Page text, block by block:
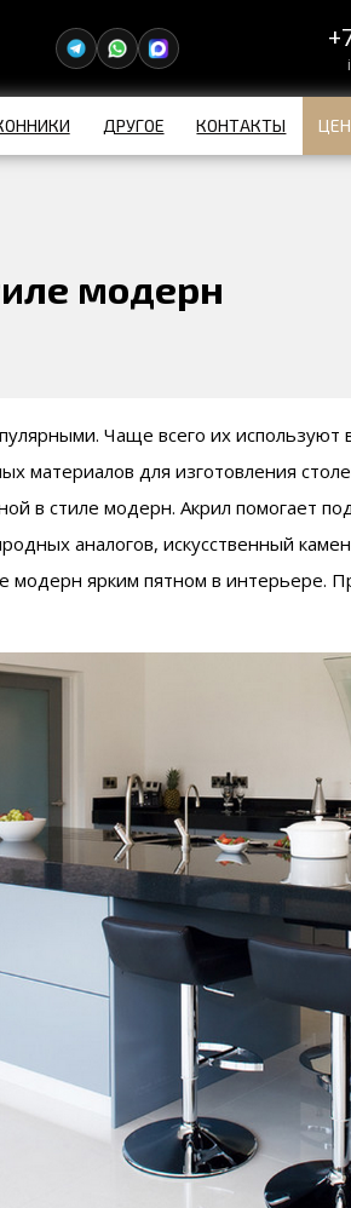
ДРУГОЕ КОНТАКТЫ
модерн
Чаще всего их
материалов для изготовления
в стиле модерн. Акрил помогает
аналогов, искусственный
модерн ярким пятном в интерьере.